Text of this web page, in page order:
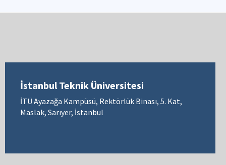
İstanbul Teknik Üniversitesi
İTÜ Ayazağa Kampüsü, Rektörlük Binası, 5. Kat,
Maslak, Sarıyer, İstanbul